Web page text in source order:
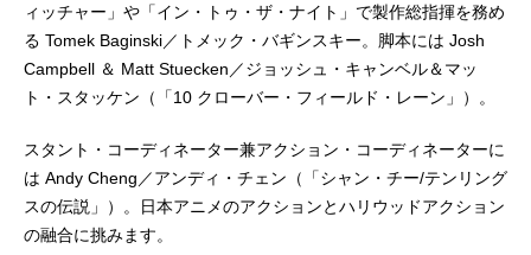
ィッチャー」や「イン・トゥ・ザ・ナイト」で製作総指揮を務め
る Tomek Baginski／トメック・バギンスキー。脚本には Josh
Campbell ＆ Matt Stuecken／ジョッシュ・キャンベル＆マッ
ト・スタッケン（「10 クローバー・フィールド・レーン」）。
スタント・コーディネーター兼アクション・コーディネーターに
は Andy Cheng／アンディ・チェン（「シャン・チー/テンリング
スの伝説」）。日本アニメのアクションとハリウッドアクション
の融合に挑みます。